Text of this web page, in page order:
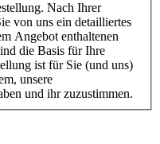
Nach Ihrer
von uns ein detailliertes
Angebot enthaltenen
die Basis für Ihre
ist für Sie (und uns)
unsere
und ihr zuzustimmen.